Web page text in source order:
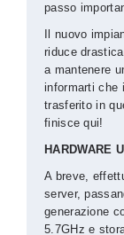
passo
Il nuovo
riduce
a mantenere
informarti che
trasferito in
finisce qui!
HARDWARE
A breve,
server,
generazione
5.7GHz e